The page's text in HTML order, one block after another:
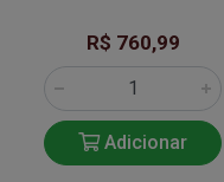
R$ 760,99
Adicionar